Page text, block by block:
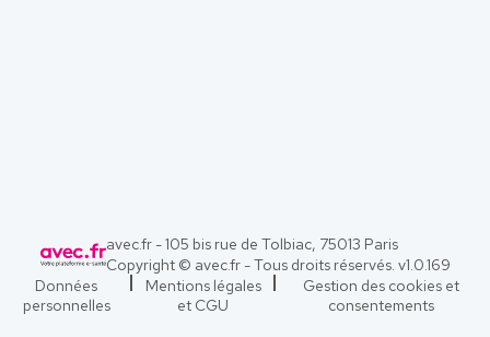
avec.fr - 105 bis rue de Tolbiac, 75013 Paris
Copyright © avec.fr - Tous droits réservés. v1.0.169
Données
personnelles
Mentions légales
et CGU
Gestion des cookies et
consentements